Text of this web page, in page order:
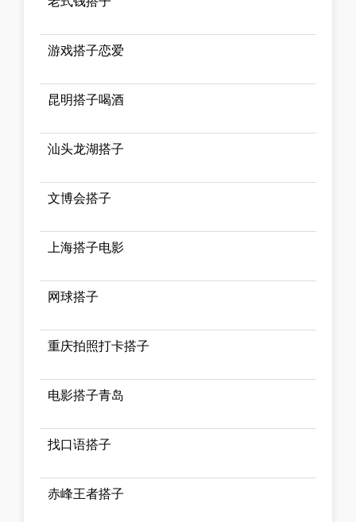
游戏搭子恋爱
昆明搭子喝酒
汕头龙湖搭子
文博会搭子
上海搭子电影
网球搭子
重庆拍照打卡搭子
电影搭子青岛
找口语搭子
赤峰王者搭子